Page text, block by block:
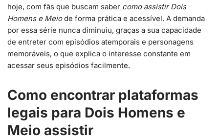
hoje, com fãs que buscam saber como assistir Dois
Homens e Meiode forma prática e acessível. A demanda
por essa série nunca diminuiu, graças a sua capacidade
de entreter com episódios atemporais e personagens
memoráveis, o que explica o interesse constante em
acessar seus episódios facilmente.
Como encontrar plataformas
legais para Dois Homens e
Meio assistir